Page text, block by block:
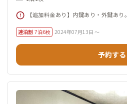
【追加料金あり】内鍵あり・外鍵あり。
連泊割 7泊6枚 2024年07月13日 ～
予約する